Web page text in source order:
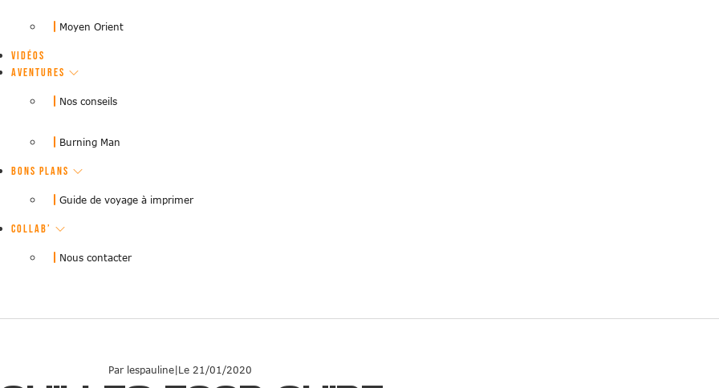
Moyen Orient
VIDÉOS
AVENTURES
Nos conseils
Burning Man
BONS PLANS
Guide de voyage à imprimer
COLLAB’
Nous contacter
Par lespauline| Le 21/01/2020